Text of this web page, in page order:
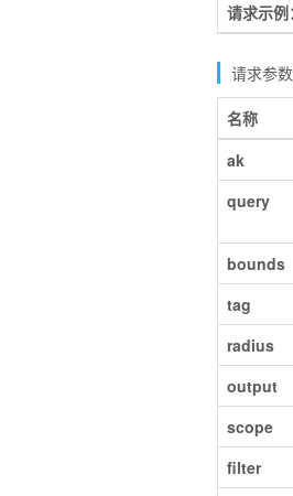
请求示
请求参数
名称
ak
query
bounds
tag
radius
output
scope
filter